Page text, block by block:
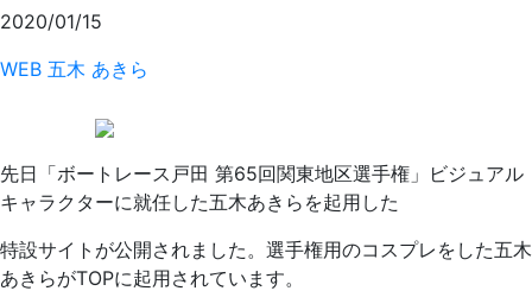
2020/01/15
WEB 五木 あきら
先日「ボートレース戸田 第65回関東地区選手権」ビジュアル
キャラクターに就任した五木あきらを起用した
特設サイトが公開されました。選手権用のコスプレをした五木
あきらがTOPに起用されています。